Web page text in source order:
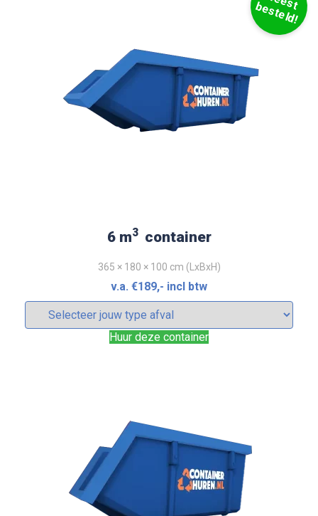
t b
!
6 m3 container
365 × 180 × 100 cm (LxBxH)
v.a. €189,- incl btw
Huur deze container